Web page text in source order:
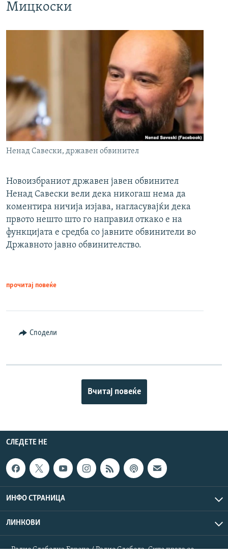
Мицкоски
Ненад Савески, државен обвинител
Новоизбраниот државен јавен обвинител
Ненад Савески вели дека никогаш нема да
коментира ничија изјава, нагласувајќи дека
првото нешто што го направил откако е на
функцијата е средба со јавните обвинители во
Државното јавно обвинителство.
прочитај повеќе
Сподели
Вчитај повеќе
СЛЕДЕТЕ НЕ
ИНФО СТРАНИЦА
ЛИНКОВИ
Радио Слободна Европа / Радио Слобода. Сите права се